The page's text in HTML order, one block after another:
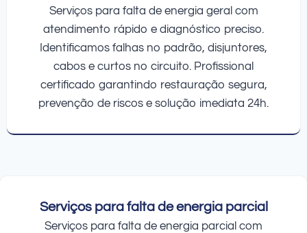
Serviços para falta de energia geral com
atendimento rápido e diagnóstico preciso.
Identificamos falhas no padrão, disjuntores,
cabos e curtos no circuito. Profissional
certificado garantindo restauração segura,
prevenção de riscos e solução imediata 24h.
Serviços para falta de energia parcial
Serviços para falta de energia parcial com